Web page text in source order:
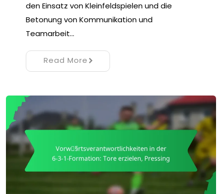
den Einsatz von Kleinfeldspielen und die
Betonung von Kommunikation und
Teamarbeit…
Read More